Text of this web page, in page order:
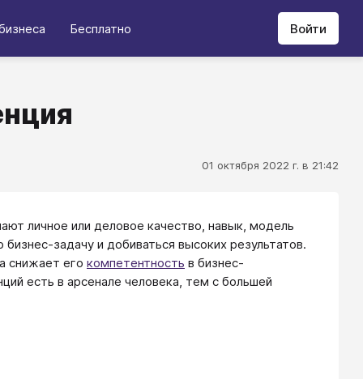
Бесплатно Войти
01 октября 2022 г. в 21:42
личное или деловое качество, навык, модель
задачу и добиваться высоких результатов.
снижает его компетентность в бизнес-
есть в арсенале человека, тем с большей